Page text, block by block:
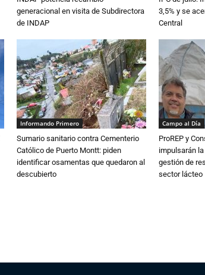
generacional en visita de Subdirectora
de INDAP
3,5% y se
Central
Informando Primero
Sumario sanitario contra Cementerio
Católico de Puerto Montt: piden
identificar osamentas que quedaron al
descubierto
Campo al Día
ProREP y
impulsarán
gestión de
sector lácteo